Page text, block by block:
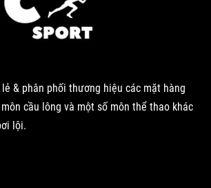
lẻ & phân phối thương hiệu các mặt hàng
cầu lông và một số môn thể thao khác
lội.